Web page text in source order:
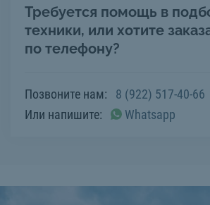
Требуется помощь в
техники, или хотите
по телефону?
Позвоните нам:
8 (922) 517-40-66
Или напишите:
Whatsapp